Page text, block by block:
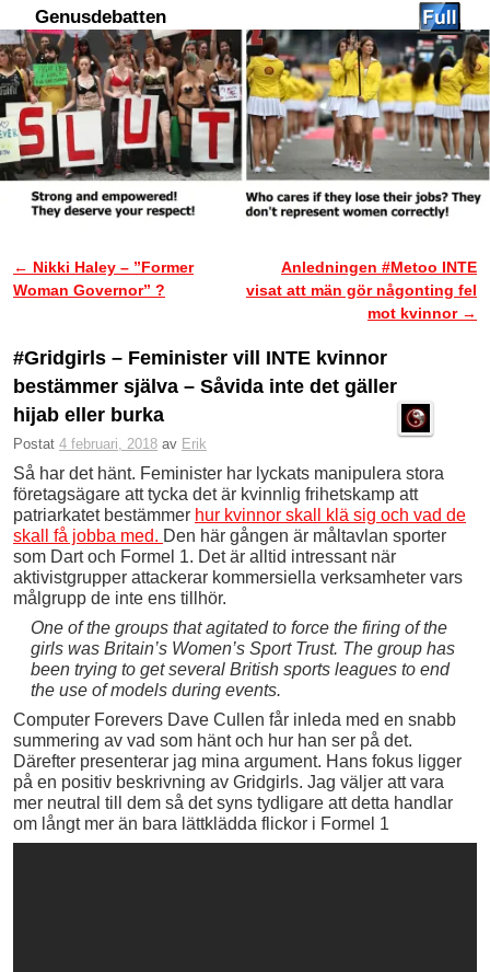
Genusdebatten
Inläggsnavigering
← Nikki Haley – ”Former
Woman Governor” ?
Anledningen #Metoo INTE
visat att män gör någonting fel
mot kvinnor →
#Gridgirls – Feminister vill INTE kvinnor
bestämmer själva – Såvida inte det gäller
hijab eller burka
Postat 4 februari, 2018 av Erik
Så har det hänt. Feminister har lyckats manipulera stora
företagsägare att tycka det är kvinnlig frihetskamp att
patriarkatet bestämmer hur kvinnor skall klä sig och vad de
skall få jobba med. Den här gången är måltavlan sporter
som Dart och Formel 1. Det är alltid intressant när
aktivistgrupper attackerar kommersiella verksamheter vars
målgrupp de inte ens tillhör.
One of the groups that agitated to force the firing of the
girls was Britain’s Women’s Sport Trust. The group has
been trying to get several British sports leagues to end
the use of models during events.
Computer Forevers Dave Cullen får inleda med en snabb
summering av vad som hänt och hur han ser på det.
Därefter presenterar jag mina argument. Hans fokus ligger
på en positiv beskrivning av Gridgirls. Jag väljer att vara
mer neutral till dem så det syns tydligare att detta handlar
om långt mer än bara lättklädda flickor i Formel 1